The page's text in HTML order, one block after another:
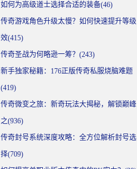
如何为高级道士选择合适的装备(46)
传奇游戏角色升级太慢？如何快速提升等级
效(415)
传奇圣战为何略逊一筹？(243)
新手独家秘籍：176正版传奇私服烧脑难题
(419)
传奇微变之旅：新奇玩法大揭秘，解锁巅峰
之(936)
传奇封号系统深度攻略：全方位解析封号选
择(709)